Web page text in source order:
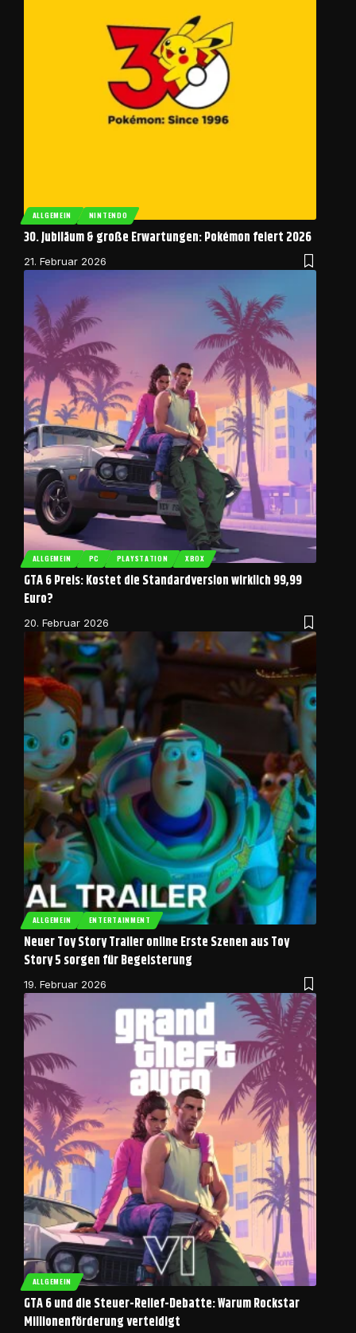
ALLGEMEIN NINTENDO
30. Jubiläum & große Erwartungen: Pokémon feiert 2026
21. Februar 2026
ALLGEMEIN PC PLAYSTATION XBOX
GTA 6 Preis: Kostet die Standardversion wirklich 99,99
Euro?
20. Februar 2026
ALLGEMEIN ENTERTAINMENT
Neuer Toy Story Trailer online Erste Szenen aus Toy
Story 5 sorgen für Begeisterung
19. Februar 2026
ALLGEMEIN
GTA 6 und die Steuer-Relief-Debatte: Warum Rockstar
Millionenförderung verteidigt